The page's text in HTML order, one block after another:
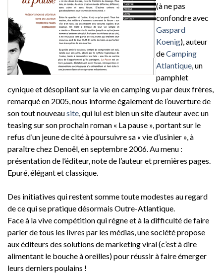
(à ne pas
confondre avec
Gaspard
Koenig), auteur
deCamping
Atlantique , un
pamphlet
cynique et désopilant sur la vie en camping vu par deux frères,
remarqué en 2005, nous informe également de l’ouverture de
son tout nouveausite , qui lui est bien un site d’auteur avec un
teasing sur son prochain roman « La pause », portant sur le
refus d’un jeune de cité à poursuivre sa « vie d’usinier », à
paraître chez Denoël, en septembre 2006. Au menu :
présentation de l’éditeur, note de l’auteur et premières pages.
Epuré, élégant et classique.
Des initiatives qui restent somme toute modestes au regard
de ce qui se pratique désormais Outre-Atlantique.
Face à la vive compétition qui régne et à la difficulté de faire
parler de tous les livres par les médias, une société propose
aux éditeurs des solutions de marketing viral (c’est à dire
alimentant le bouche à oreilles) pour réussir à faire émerger
leurs derniers poulains !